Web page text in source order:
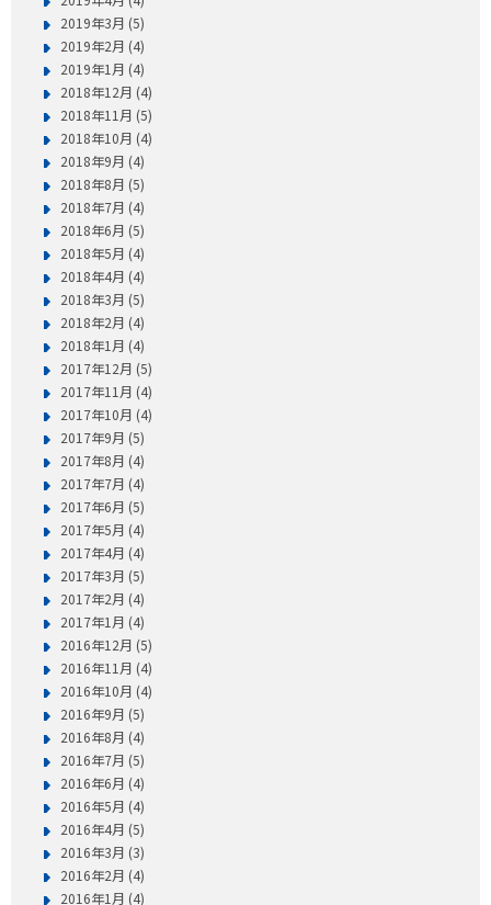
2019年3月 (5)
2019年2月 (4)
2019年1月 (4)
2018年12月 (4)
2018年11月 (5)
2018年10月 (4)
2018年9月 (4)
2018年8月 (5)
2018年7月 (4)
2018年6月 (5)
2018年5月 (4)
2018年4月 (4)
2018年3月 (5)
2018年2月 (4)
2018年1月 (4)
2017年12月 (5)
2017年11月 (4)
2017年10月 (4)
2017年9月 (5)
2017年8月 (4)
2017年7月 (4)
2017年6月 (5)
2017年5月 (4)
2017年4月 (4)
2017年3月 (5)
2017年2月 (4)
2017年1月 (4)
2016年12月 (5)
2016年11月 (4)
2016年10月 (4)
2016年9月 (5)
2016年8月 (4)
2016年7月 (5)
2016年6月 (4)
2016年5月 (4)
2016年4月 (5)
2016年3月 (3)
2016年2月 (4)
2016年1月 (4)